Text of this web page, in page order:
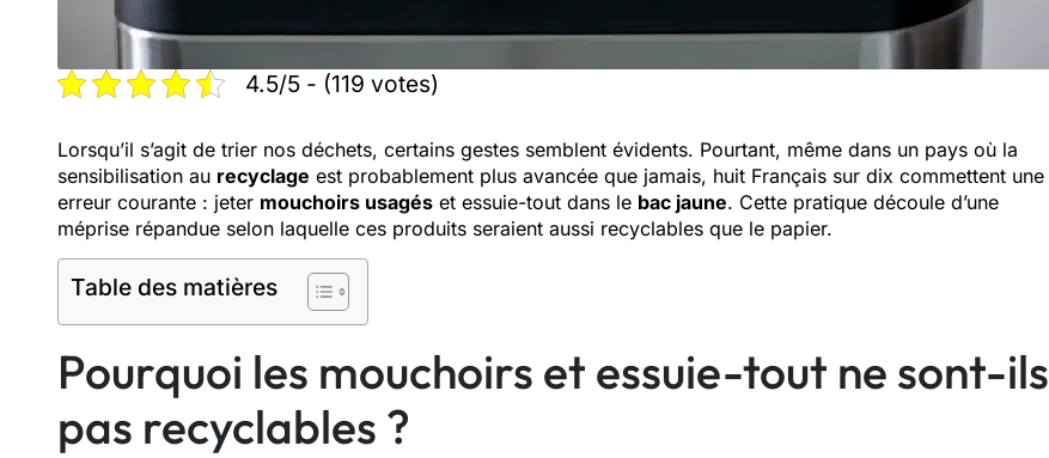
4.5/5 - (119 votes)
Lorsqu’il s’agit de trier nos déchets, certains gestes semblent évidents. Pourtant, même dans un pays où la
sensibilisation au recyclage est probablement plus avancée que jamais, huit Français sur dix commettent une
erreur courante : jeter mouchoirs usagés et essuie-tout dans le bac jaune. Cette pratique découle d’une
méprise répandue selon laquelle ces produits seraient aussi recyclables que le papier.
Table des matières
Pourquoi les mouchoirs et essuie-tout ne sont-ils
pas recyclables ?